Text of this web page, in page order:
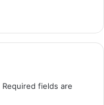
Required fields are